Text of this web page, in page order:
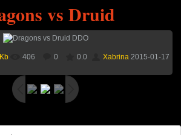
vs Druid
406 0 0.0 Xabrina 2015-01-17